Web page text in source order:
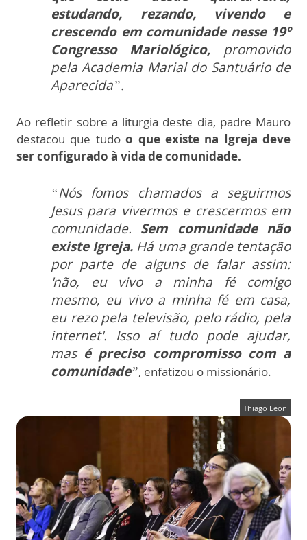
estudando, rezando, vivendo e
crescendo em comunidade nesse 19º
Congresso Mariológico, promovido
pela Academia Marial do Santuário de
Aparecida”.
Ao refletir sobre a liturgia deste dia, padre Mauro
destacou que tudoo que existe na Igreja deve
ser configurado à vida de comunidade.
“Nós fomos chamados a seguirmos
Jesus para vivermos e crescermos em
comunidade. Sem comunidade não
existe Igreja. Há uma grande tentação
por parte de alguns de falar assim:
'não, eu vivo a minha fé comigo
mesmo, eu vivo a minha fé em casa,
eu rezo pela televisão, pelo rádio, pela
internet'. Isso aí tudo pode ajudar,
mas é preciso compromisso com a
comunidade”, enfatizou o missionário.
Thiago Leon